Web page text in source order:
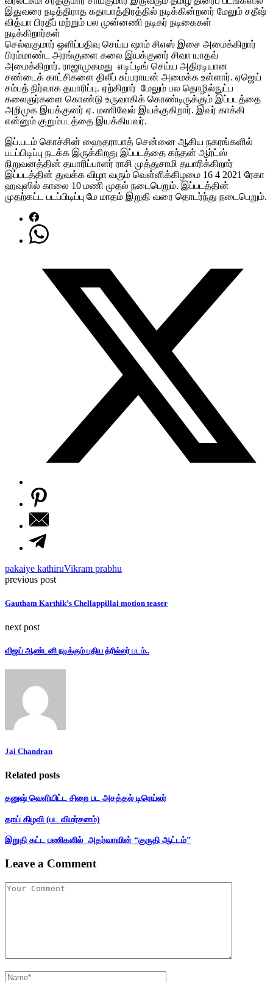
இதுவரை நடித்திராத கதாபாத்திரத்தில் நடிக்கின்றனர் மேலும் சதீஷ்
வித்யா பிரதீப் மற்றும் பல முன்னணி நடிகர் நடிகைகள்
நடிக்கிறார்கள்
செல்வகுமார் ஒளிப்பதிவு செய்ய ஷாம் சிஎஸ் இசை அமைக்கிறார்
பிரம்மாண்ட அரங்குளை கலை இயக்குனர் சிவா யாதவ்
அமைக்கிறார். ராஜாமுகமது எடிட்டிங் செய்ய அதிரடியான
சண்டைக் காட்சிகளை திலீப் சுப்பராயன் அமைக்க உள்ளார். ஏஜெய்
சம்பத் நிர்வாக தயாரிப்பு. ஏற்கிறார் மேலும் பல தொழில்நுட்ப
கலைஞர்களை கொண்டு உருவாகிக் கொண்டிருக்கும் இப்படத்தை
அறிமுக இயக்குனர் ஏ. மணிவேல் இயக்குகிறார். இவர் காக்கி
என்னும் குறும்படத்தை இயக்கியவர்.
இப்.படம் கொச்சின் ஹைதராபாத் சென்னை ஆகிய நகரங்களில்
படப்பிடிப்பு நடக்க இருக்கிறது இப்படத்தை கந்தன் ஆர்ட்ஸ்
நிறுவனத்தின் தயாரிப்பாளர் ராசி முத்துசாமி தயாரிக்கிறார்
இப்படத்தின் துவக்க விழா வரும் வெள்ளிக்கிழமை 16 4 2021 ரேகா
ஹவுஸில் காலை 10 மணி முதல் நடைபெறும். இப்படத்தின்
முதற்கட்ட படப்பிடிப்பு மே மாதம் இறுதி வரை தொடர்ந்து நடைபெறும்.
pakaiye kathiruVikram prabhu
previous post
Gautham Karthik’s Chellappillai motion teaser
next post
விஜய் ஆண்டனி நடிக்கும் புதிய த்ரில்லர் படம்..
Jai Chandran
Related posts
தனுஷ் வெளியிட்ட சிறை பட அசத்தல் டிரெய்லர்
தாய் கிழவி (பட விமர்சனம்)
இறுதி கட்ட பணிகளில் அதர்வாவின் “குருதி ஆட்டம்”
Leave a Comment